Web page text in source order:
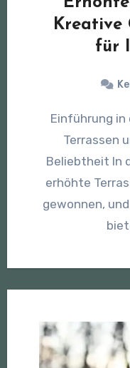
Kreative
für
Einführung in das Thema der erhöhten
Terrassen
Beliebtheit In
erhöhte
gewonnen,